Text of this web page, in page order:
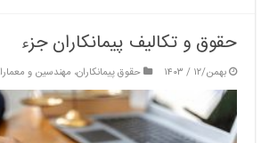
حقوق و تکالیف پیمانکاران جزء
بهمن/۱۲ / ۱۴۰۳ حقوق پیمانکاران، مهندسین و